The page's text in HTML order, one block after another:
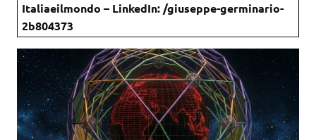
Italiaeilmondo – LinkedIn: /giuseppe-germinario-
2b804373